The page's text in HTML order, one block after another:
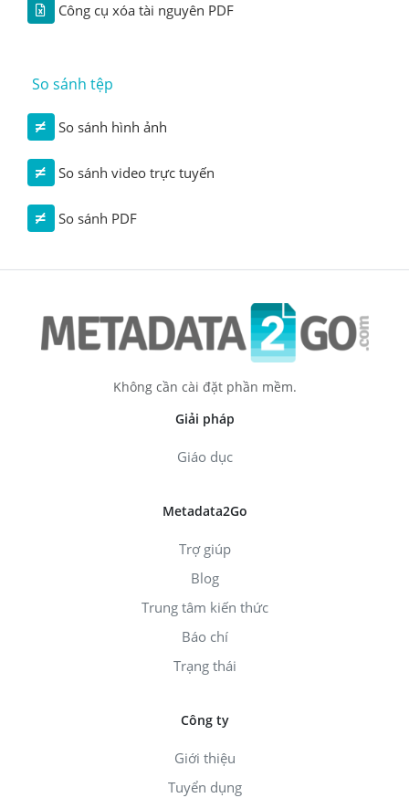
Công cụ xóa tài nguyên PDF
So sánh tệp
So sánh hình ảnh
So sánh video trực tuyến
So sánh PDF
Không cần cài đặt phần mềm.
Giải pháp
Giáo dục
Metadata2Go
Trợ giúp
Blog
Trung tâm kiến thức
Báo chí
Trạng thái
Công ty
Giới thiệu
Tuyển dụng